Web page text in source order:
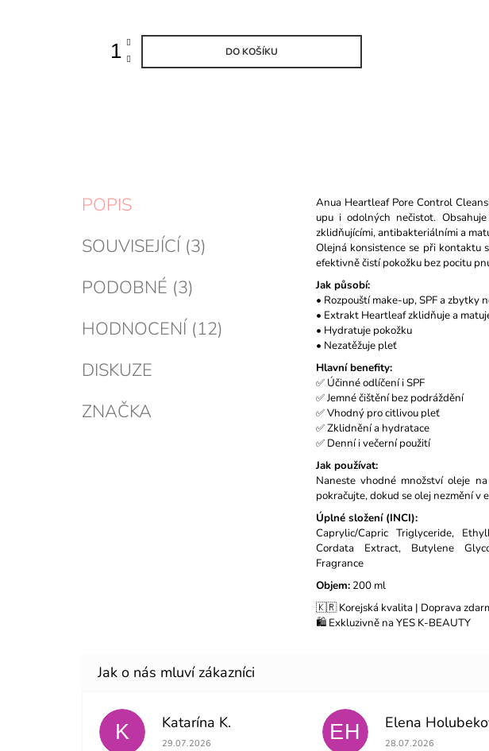
DO KOŠÍKU
POPIS
SOUVISEJÍCÍ (3)
PODOBNÉ (3)
HODNOCENÍ (12)
DISKUZE
ZNAČKA
Anua Heartleaf Pore Control
upu i odolných nečistot.
zklidňujícími, antibakteriálními a
Olejná konsistence se při kontaktu
efektivně čistí pokožku bez pocitu
Jak působí:
• Rozpouští make-up, SPF a zbytky
• Extrakt Heartleaf zklidňuje a
• Hydratuje pokožku
• Nezatěžuje pleť
Hlavní benefity:
✅ Účinné odlíčení i SPF
✅ Jemné čištění bez podráždění
✅ Vhodný pro citlivou pleť
✅ Zklidnění a hydratace
✅ Denní i večerní použití
Jak používat:
Naneste vhodné množství oleje
pokračujte, dokud se olej nezmění v
Úplné složení (INCI):
Caprylic/Capric Triglyceride,
Cordata Extract, Butylene
Fragrance
Objem:200 ml
🇰🇷 Korejská kvalita | Doprava
🛍️ Exkluzivně na YES K-BEAUTY
K Katarína K.
Hodnocení obchodu je 5 z 5 hvězdiček.
29.07.2026 EH Elena
Hodnocení obchodu je
28.07.2026